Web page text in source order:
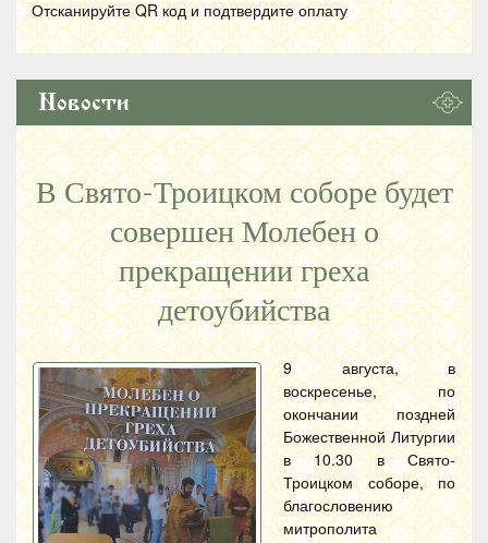
Отсканируйте QR код и подтвердите оплату
Новости
В Свято-Троицком соборе будет
совершен Молебен о
прекращении греха
детоубийства
9 августа, в
воскресенье, по
окончании поздней
Божественной Литургии
в 10.30 в Свято-
Троицком соборе, по
благословению
митрополита